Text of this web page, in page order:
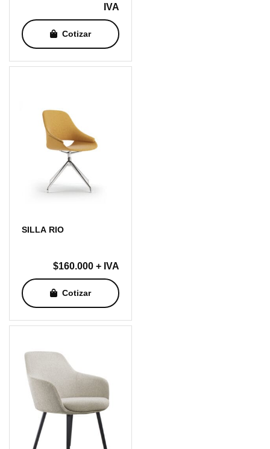
de
precios:
desde
$98.000
hasta
IVA
Cotizar
SILLA RIO
$160.000 + IVA
Cotizar